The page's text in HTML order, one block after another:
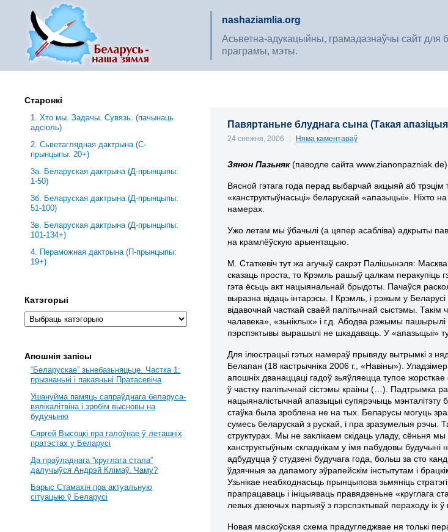
nashaziamlia.org
Асьветна-адукацыйны, грамадазнаўчы сайт для
праграмы, мэты.
Павяртаньне блуднага сына (Такая
24 снежня, 2006 | Няма каментараў
Зянон Пазьняк(паводле сайта www.zianonpazniak.de)
Вясной гэтага года перад выбарчай акцыяй аб трэцім
«канструктыўнасьці» беларускай «апазыцыі». Ніхто
намерах.
Ужо летам мы ўбачылі (а цяпер асабліва) адкрыты
на крамлёўскую арыентацыю.
М. Статкевіч тут жа агучыў сакрэт Палішынэля:
сказаць проста, то Крэмль рашыў цалкам перакупіць
гэта ёсьць акт нацыянальнай брыдоты. Пачаўся
выразна відаць інтарэсы. І Крэмль, і рэжым у
відавочнай часткай сваёй палітычнай сыстэмы.
чалавека», «зьніклых» і г.д. Абодва рэжымы
пэрспэктывы вырашылі не шкадаваць. У «апазыцыі»
Для ілюстрацыі гэтых намераў прывяду вытрымкі з
Белапан (18 кастрычніка 2006 г., «Навіны»).
апошніх дванаццаці гадоў зьяўляецца тупое
ў частку палітычнай сістэмы краіны (…). Падтрымка
нацыяналістычнай апазыцыі супярэчыць
стаўка была зроблена не на тых. Беларусы могуць
сумесь беларускай з рускай, і пра зразумелыя рэчы.
структурах. Мы не заклікаем скідаць уладу, сёньня
канструктыўным складнікам у імя пабудовы
адбудуцца ў студзені будучага года, больш за сто
ўдзячныя за дапамогу эўрапейскім інстытутам і
Узьнікае неабходнасьць прынцыпова зьмяніць
прапрацаваць і ініцыяваць правядзеньне «круглага
левых дзеючых партыяў з пэрспэктывай пераходу іх
Новая маскоўская схема прадугледжвае ня толькі
Старонкі
1. Хто мы. Задачы. Сувязь. (пачынаць
адсюль)
2. Сьветаглядная дактрына (С-
прынцыпы: 20+)
3a. Беларуская дактрына (Д-прынцыпы:
1-50)
3б. Беларуская дактрына (Д-прынцыпы:
51-100)
3в. Беларуская дактрына (Д-прынцыпы:
101-134+)
4. Пераможная дактрына (П-прынцыпы:
19+)
Катэгорыі
Апошнія запісы
“Беларускае” зьнебазьняцьце. Частка 1:
прызнаньні і пакаяньні Пратасевіча
Ушануйма памяць сапраўднага беларуса-
вялікалітвіна і зробім высновы на
будучыню
Сяргей Высоцкі пра галоўнае ў леташніх
пратэстах у Беларусі
Да праўладнага “круглага стала”
далучыўся Андрэй Клімаў. Чаму?
Барыс Стамахін пра актуальную
сітуацыю ў Беларусі